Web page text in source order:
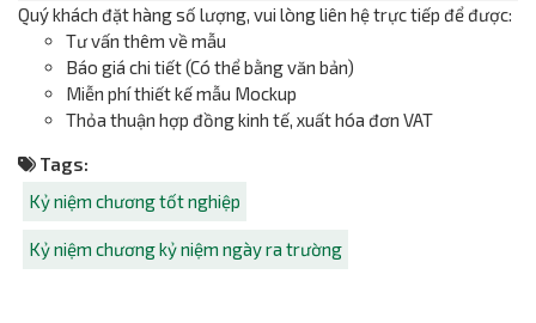
Quý khách đặt hàng số lượng, vui lòng liên hệ trực tiếp để được:
Tư vấn thêm về mẫu
Báo giá chi tiết (Có thể bằng văn bản)
Miễn phí thiết kế mẫu Mockup
Thỏa thuận hợp đồng kinh tế, xuất hóa đơn VAT
Tags:
Kỷ niệm chương tốt nghiệp
Kỷ niệm chương kỷ niệm ngày ra trường